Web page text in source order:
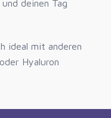
deinen Tag
ideal mit anderen
Hyaluron